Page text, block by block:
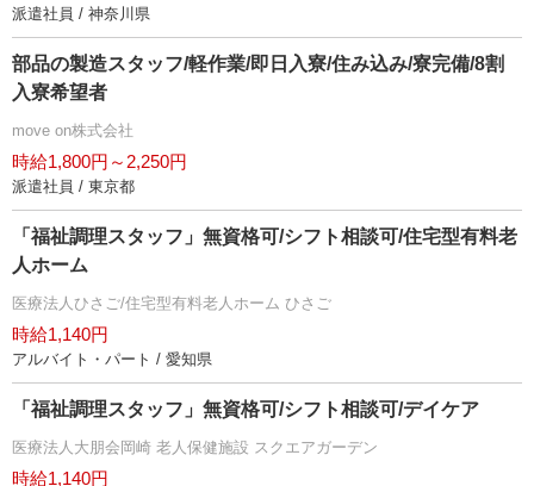
派遣社員 / 神奈川県
部品の製造スタッフ/軽作業/即日入寮/住み込み/寮完備/8割
入寮希望者
move on株式会社
時給1,800円～2,250円
派遣社員 / 東京都
「福祉調理スタッフ」無資格可/シフト相談可/住宅型有料老
人ホーム
医療法人ひさご/住宅型有料老人ホーム ひさご
時給1,140円
アルバイト・パート / 愛知県
「福祉調理スタッフ」無資格可/シフト相談可/デイケア
医療法人大朋会岡崎 老人保健施設 スクエアガーデン
時給1,140円